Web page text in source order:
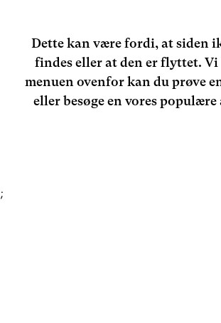
Dette kan være fordi, at siden
findes eller at den er flyttet. Vi
menuen ovenfor kan du prøve
eller besøge en vores
;